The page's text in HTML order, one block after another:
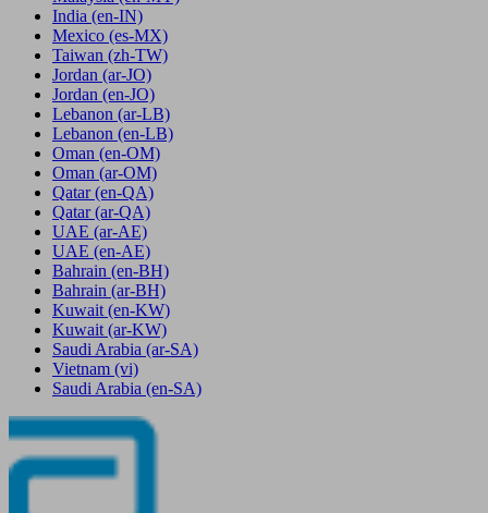
India (en-IN)
Mexico (es-MX)
Taiwan (zh-TW)
Jordan (ar-JO)
Jordan (en-JO)
Lebanon (ar-LB)
Lebanon (en-LB)
Oman (en-OM)
Oman (ar-OM)
Qatar (en-QA)
Qatar (ar-QA)
UAE (ar-AE)
UAE (en-AE)
Bahrain (en-BH)
Bahrain (ar-BH)
Kuwait (en-KW)
Kuwait (ar-KW)
Saudi Arabia (ar-SA)
Vietnam (vi)
Saudi Arabia (en-SA)